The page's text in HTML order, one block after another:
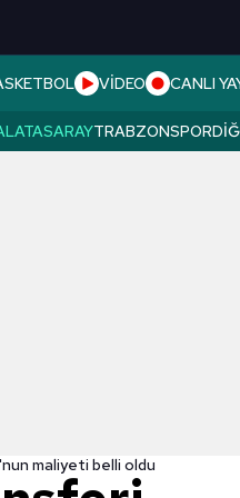
VİDEO CANLI
TRABZONSPOR
maliyeti belli oldu